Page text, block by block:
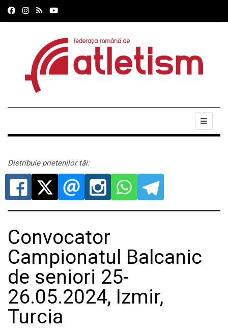
Distribuie prietenilor tăi:
Convocator
Campionatul Balcanic
de seniori 25-
26.05.2024, Izmir,
Turcia